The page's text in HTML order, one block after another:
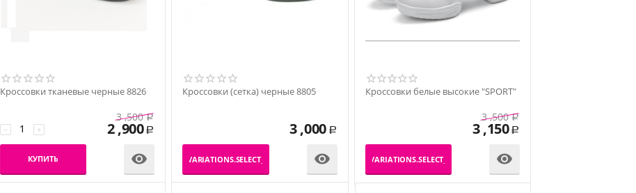
Кроссовки тканевые черные 8826
+
−
3 ,500 Р
2 ,900 Р
КУПИТЬ 
Кроссовки (сетка) черные 8805
3 ,000 Р
_PRODUCT_VARIATIONS.SELECT_VARIATION 
Кроссовки белые высокие "SPORT"
3 ,500 Р
3 ,150 Р
_PRODUCT_VARIATIONS.SELECT_VARIATION 